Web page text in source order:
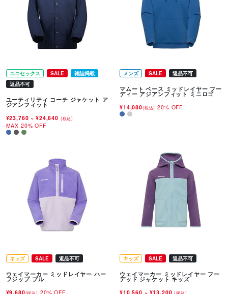
ユニセックス SALE
雑誌掲載
返品不可
ユーティリティ コーチ ジャケット ア
ジアンフィット
¥23,760~ ¥24,640 (税込)
MAX 20% OFF
メンズ SALE 返品不可
マムート ベース ミッドレイヤー フー
ディー アジアンフィット ミニロゴ
¥14,080(税込) 20% OFF
キッズ SALE 返品不可
ウェイマーカー ミッドレイヤー ハー
フジップ プル
¥9,680(税込) 20% OFF
キッズ SALE 返品不可
ウェイマーカー ミッドレイヤー フー
デッド ジャケット キッズ
¥10,560 ~ ¥13,200(税込)